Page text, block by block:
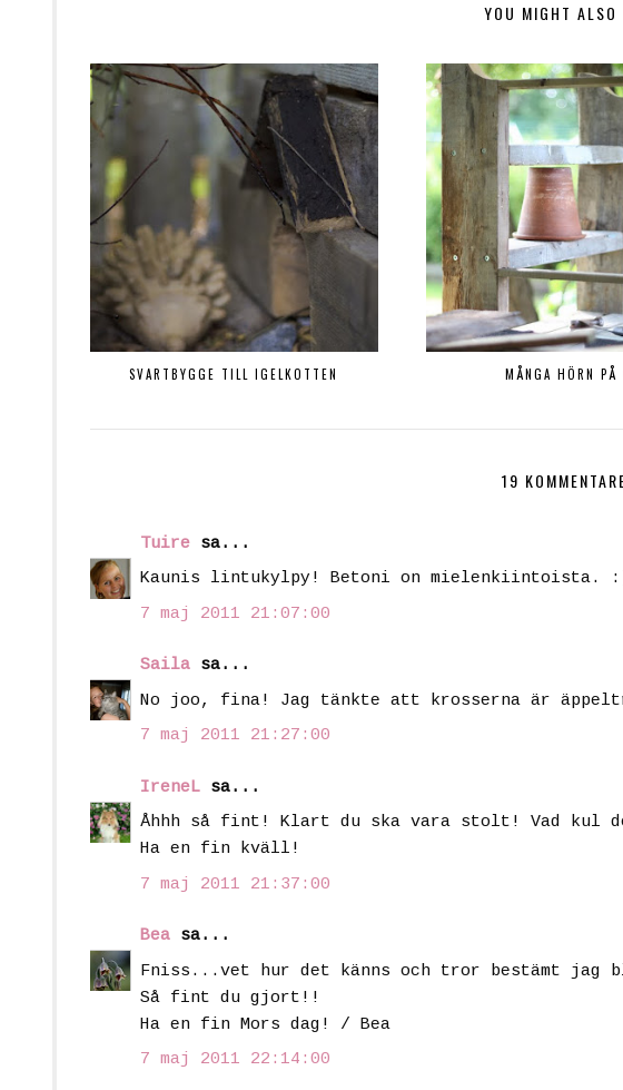
YOU MIGHT ALSO
SVARTBYGGE TILL IGELKOTTEN MÅNGA HÖRN PÅ
19
Tuire sa...
Kaunis lintukylpy! Betoni on mielenkiintoista.
7 maj 2011 21:07:00
Saila sa...
No joo, fina! Jag tänkte att krosserna är
7 maj 2011 21:27:00
IreneL sa...
Åhhh så fint! Klart du ska vara stolt! Vad kul
Ha en fin kväll!
7 maj 2011 21:37:00
Bea sa...
Fniss...vet hur det känns och tror bestämt jag
Så fint du gjort!!
Ha en fin Mors dag! / Bea
7 maj 2011 22:14:00